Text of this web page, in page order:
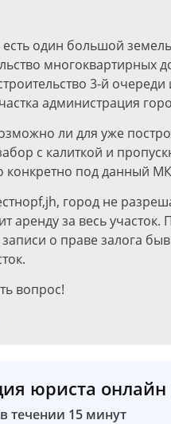
один большой
3-й
администрация
ли для уже
с калиткой и
конкретно под данный
город не
аренду за весь
о праве залога
вопрос!
юриста онлайн
течении 15 минут